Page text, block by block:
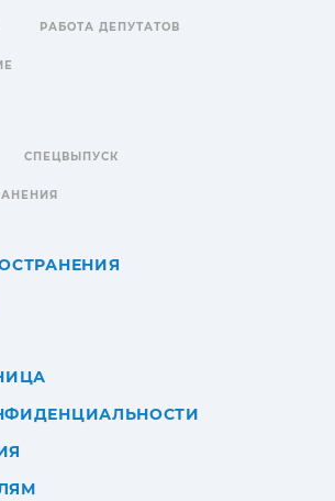
РАБОТА ДЕПУТАТОВ
СПЕЦВЫПУСК